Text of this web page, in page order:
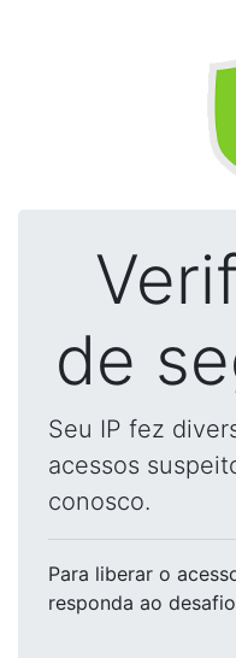
de
Seu IP fez
acessos
conosco.
Para liberar o
responda ao